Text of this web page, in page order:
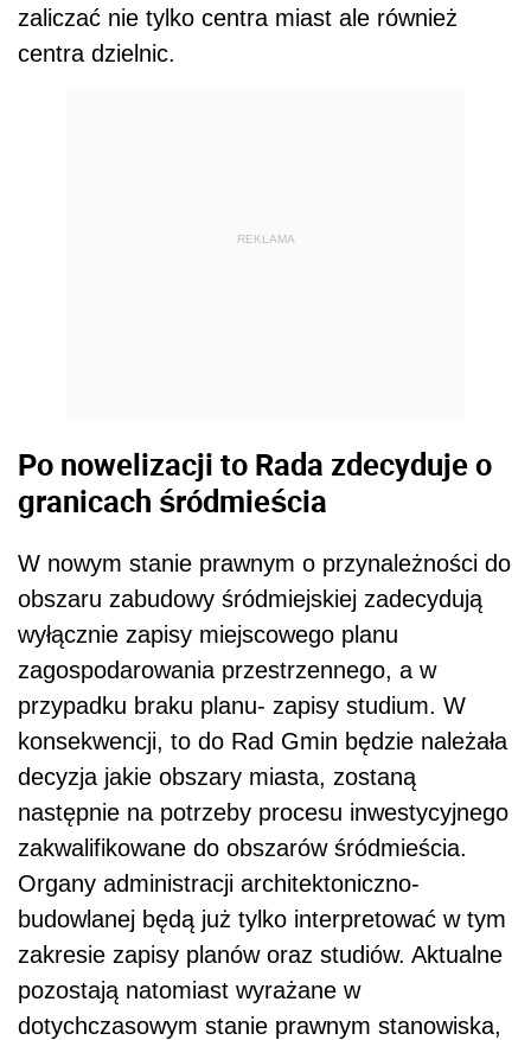
zaliczać nie tylko centra miast ale również
centra dzielnic.
REKLAMA
Po nowelizacji to Rada zdecyduje o
granicach śródmieścia
W nowym stanie prawnym o przynależności do
obszaru zabudowy śródmiejskiej zadecydują
wyłącznie zapisy miejscowego planu
zagospodarowania przestrzennego, a w
przypadku braku planu- zapisy studium. W
konsekwencji, to do Rad Gmin będzie należała
decyzja jakie obszary miasta, zostaną
następnie na potrzeby procesu inwestycyjnego
zakwalifikowane do obszarów śródmieścia.
Organy administracji architektoniczno-
budowlanej będą już tylko interpretować w tym
zakresie zapisy planów oraz studiów. Aktualne
pozostają natomiast wyrażane w
dotychczasowym stanie prawnym stanowiska,